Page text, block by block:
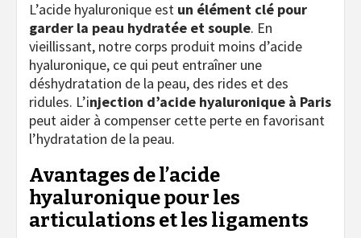
L’acide hyaluronique est un élément clé pour
garder la peau hydratée et souple. En
vieillissant, notre corps produit moins d’acide
hyaluronique, ce qui peut entraîner une
déshydratation de la peau, des rides et des
ridules. L’injection d’acide hyaluronique à Paris
peut aider à compenser cette perte en favorisant
l’hydratation de la peau.
Avantages de l’acide
hyaluronique pour les
articulations et les ligaments